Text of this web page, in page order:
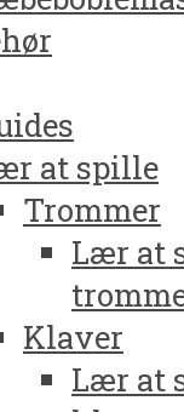
at spille
Trommer
Lær at
Klaver
Lær at